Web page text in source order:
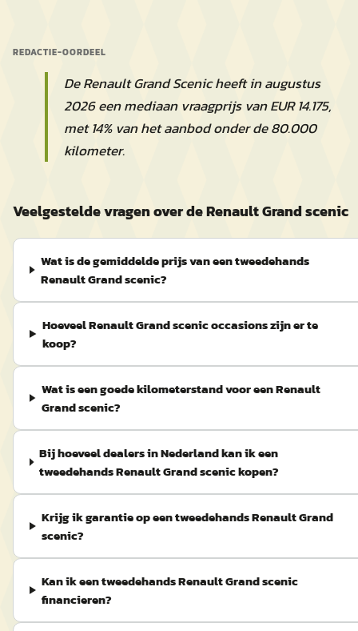
REDACTIE-OORDEEL
De Renault Grand Scenic heeft in augustus
2026 een mediaan vraagprijs van EUR 14.175,
met 14% van het aanbod onder de 80.000
kilometer.
Veelgestelde vragen over de Renault Grand scenic
Wat is de gemiddelde prijs van een tweedehands
Renault Grand scenic?
Hoeveel Renault Grand scenic occasions zijn er te
koop?
Wat is een goede kilometerstand voor een Renault
Grand scenic?
Bij hoeveel dealers in Nederland kan ik een
tweedehands Renault Grand scenic kopen?
Krijg ik garantie op een tweedehands Renault Grand
scenic?
Kan ik een tweedehands Renault Grand scenic
financieren?